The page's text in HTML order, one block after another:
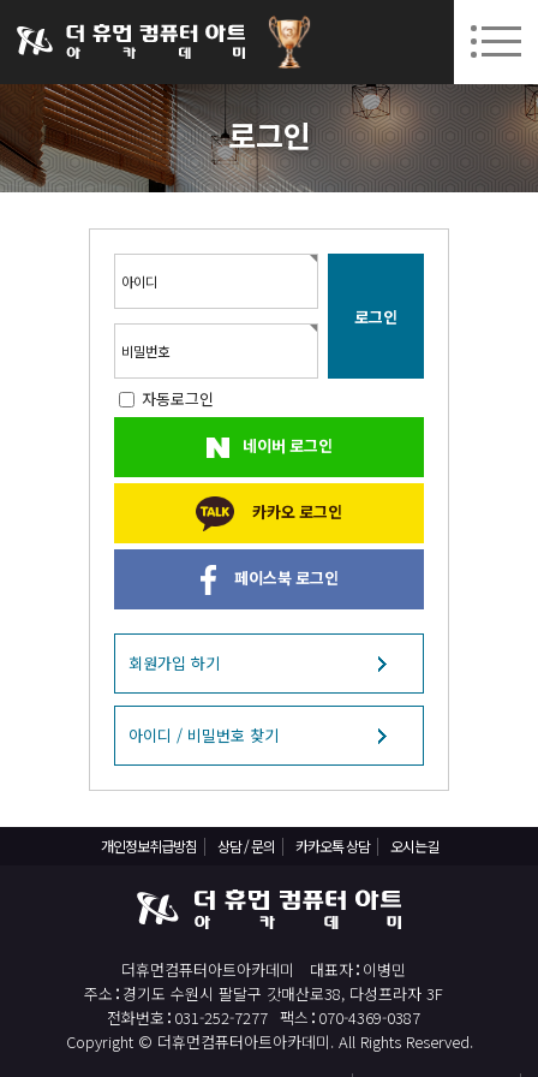
031-252-7277 수원캠퍼스 개강 08. 12.(수)
회원가입 고객센터
로그인
아이디
비밀번호
자동로그인
네이버 로그인
카카오 로그인
페이스북 로그인
회원가입 하기
아이디 / 비밀번호 찾기
개인정보취급방침 상담 / 문의 카카오톡 상담 오시는길
더휴먼컴퓨터아트아카데미 대표자 이병민
주소 경기도 수원시 팔달구 갓매산로38, 다성프라자 3F
전화번호 031-252-7277 팩스 070-4369-0387
Copyright © 더휴먼컴퓨터아트아카데미. All Rights Reserved.
아카데미소개
인사말
국비지원 무료교육
BIM 건축설계 및 실내건축설계(캐드(CAD),맥스(MAX),레빗(REVIT))실무자 양성과정
React, Veu 프레임워크 기반 프론트엔드 개발 양성 지원
반응형/웹퍼블리셔/프론트엔드 웹개발자(웹디자인)
자바(Java)기반 JSP/스프링 웹개발자(정보처리산업기사)(과정평가형)
디지털컨버전스 자바(JAVA)개발자(전자정부 프레임워크/SPRING)
전산세무회계 자격취득과정[전산회계1급/전산세무2급/FAT1급/TAT2급]
컴퓨터활용능력2급(필기+실기) 및 ITQ자격증 취득(한글,엑셀,파워포인트)
직업상담사 2급 (필기+실기) 자격증 취득과정
일러스트 자격증 취득과정(GTQi 1급)
전산회계 1급 / FAT 1급 자격증 취득과정
전산세무 2급 / TAT 2급 자격증 취득과정